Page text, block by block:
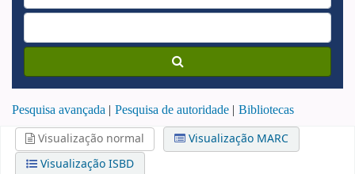
Pesquisa avançada Pesquisa de autoridade Bibliotecas
Visualização normal
Visualização MARC
Visualização ISBD